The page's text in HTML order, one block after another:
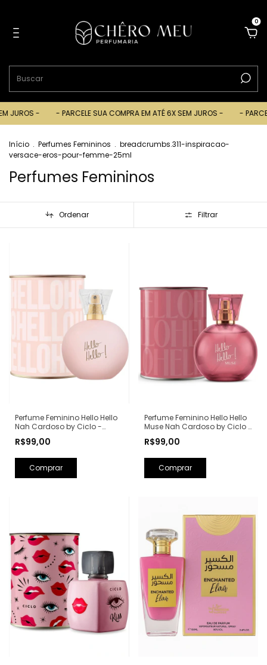
0
- - PARCELE SUA COMPRA EM ATÉ 6X SEM JUROS - - PARCELE
Início . Perfumes Femininos . breadcrumbs.311-inspiracao-
versace-eros-pour-femme-25ml
Perfumes Femininos
Ordenar Filtrar
Perfume Feminino Hello Hello
Nah Cardoso by Ciclo -
R$99,00
Perfume Feminino Hello Hello
Muse Nah Cardoso by Ciclo -
R$99,00